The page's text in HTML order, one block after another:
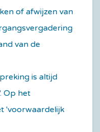
of afwijzen van
van de
is altijd
Op het
'voorwaardelijk